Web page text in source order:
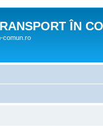
ÎN
comun.ro